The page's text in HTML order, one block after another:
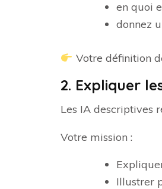
en quoi
donnez
Votre définition
2. Expliquer
Les IA descriptives
Votre mission :
Illustrer